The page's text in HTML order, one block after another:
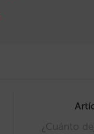
¿Cuánto